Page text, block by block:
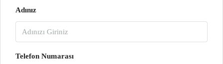
Adınız
Telefon Numarası